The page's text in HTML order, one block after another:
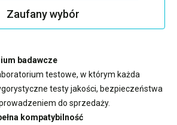
Zaufany wybór
badawcze
testowe, w którym każda
testy jakości, bezpieczeństwa
do sprzedaży.
kompatybilność